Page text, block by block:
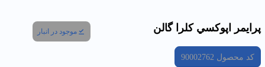
پرايمر اپوكسي کلرا گالن موجود در انبار
کد محصول90002762